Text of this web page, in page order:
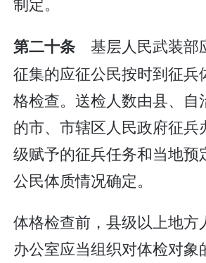
第二十条 基层人民武装部
征集的应征公民按时到征兵
格检查。送检人数由县、自
的市、市辖区人民政府征兵
级赋予的征兵任务和当地预
公民体质情况确定。
体格检查前，县级以上地方
办公室应当组织对体检对象